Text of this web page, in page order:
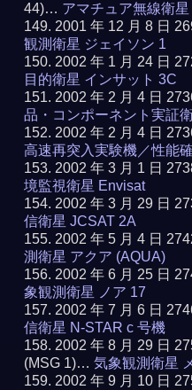
44)… アマチュア無線衛
2001 年 12 月 8 日
観測衛星 ジェイソン 1
2002 年 1 月 24 日
目的衛星 インサット 3C
2002 年 2 月 4 日
品・コンポーネント実証
2002 年 2 月 4 日
高速再突入実験機／性能
2002 年 3 月 1 日
境監視衛星 Envisat
2002 年 3 月 29 日
信衛星 JCSAT 2A
2002 年 5 月 4 日
測衛星 アクア (AQUA)
2002 年 6 月 25 日
象観測衛星 ノア 17
2002 年 7 月 6 日
信衛星 N-STAR c 号機
2002 年 8 月 29 日
(MSG 1)…気象観測衛星
2002 年 9 月 10 日